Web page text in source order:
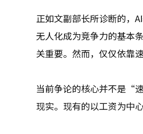
正如文副部长所诊断的，
无人化成为竞争力的基本
关重要。然而，仅仅依靠
当前争论的核心并不是“
现实。现有的以工资为中